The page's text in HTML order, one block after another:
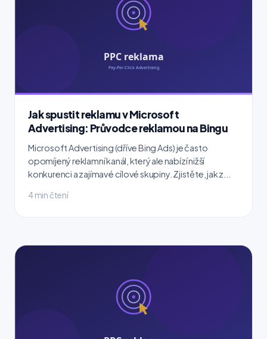
Jak spustit reklamu v Microsoft
Advertising: Průvodce reklamou na Bingu
Microsoft Advertising (dříve Bing Ads) je často
opomíjený reklamní kanál, který ale nabízí nižší
konkurenci a zajímavé cílové skupiny. Zjistěte, jak z...
4 min čtení